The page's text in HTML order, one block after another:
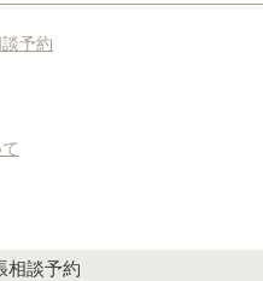
予約
相談予約